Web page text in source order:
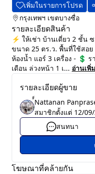
เพิ่มในรายการโปรด
กรุงเทพฯ เขตบางซื่อ
รายละเอียดสินค้า
⚡ ให้เช่า บ้านเดี่ยว 2 ชั้น
ขนาด 25 ตร.ว. พื้นที่ใช้สอย
ห้องน้ำ แอร์ 3 เครื่อง - 💲
เดือน ล่วงหน้า 1 เ... อ่านเพิ่
รายละเอียดผู้ขาย
Nattanan
สมาชิกตั้งแต่ 12/
สนทนา
โฆษณาที่คล้ายกัน